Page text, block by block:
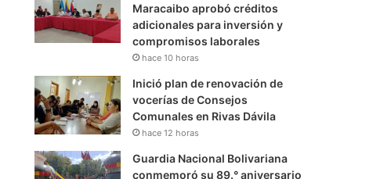
Maracaibo aprobó créditos
adicionales para inversión y
compromisos laborales
hace 10 horas
Inició plan de renovación de
vocerías de Consejos
Comunales en Rivas Dávila
hace 12 horas
Guardia Nacional Bolivariana
conmemoró su 89.° aniversario